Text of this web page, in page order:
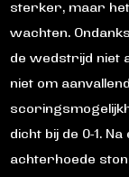
sterker, maar
wachten.
de wedstrijd niet
niet om
dicht bij de 0-1.
achterhoede